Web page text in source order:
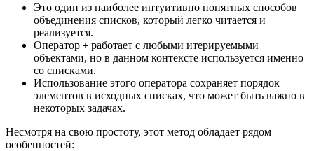
Это один из наиболее интуитивно понятных способов
объединения списков, который легко читается и
реализуется.
Оператор + работает с любыми итерируемыми
объектами, но в данном контексте используется именно
со списками.
Использование этого оператора сохраняет порядок
элементов в исходных списках, что может быть важно в
некоторых задачах.
Несмотря на свою простоту, этот метод обладает рядом
особенностей: